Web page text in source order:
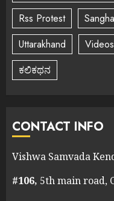
Rss Protest
Uttarakhand
Videos
ಕಲಿಕಥನ
CONTACT INFO
Vishwa Samvada
#106, 5th main road,